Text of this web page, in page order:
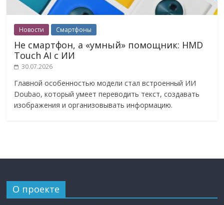
Новости Смартфоны
Не смартфон, а «умный» помощник: HMD
Touch AI с ИИ
30.07.2026
Главной особенностью модели стал встроенный ИИ
Doubao, который умеет переводить текст, создавать
изображения и организовывать информацию.
О проекте